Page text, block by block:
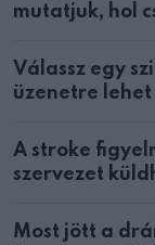
mutatjuk, hol
Válassz egy
üzenetre lehet
A stroke
szervezet
Most jött a